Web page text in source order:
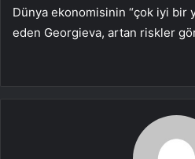
Dünya ekonomisinin “çok iyi bir
eden Georgieva, artan riskler